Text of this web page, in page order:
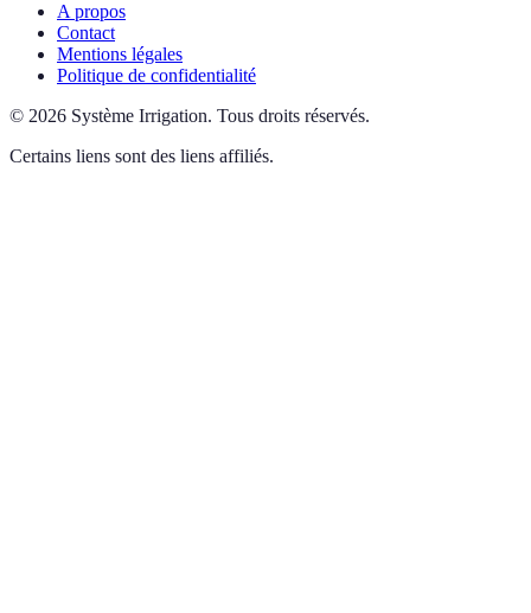
A propos
Contact
Mentions légales
Politique de confidentialité
© 2026 Système Irrigation. Tous droits réservés.
Certains liens sont des liens affiliés.